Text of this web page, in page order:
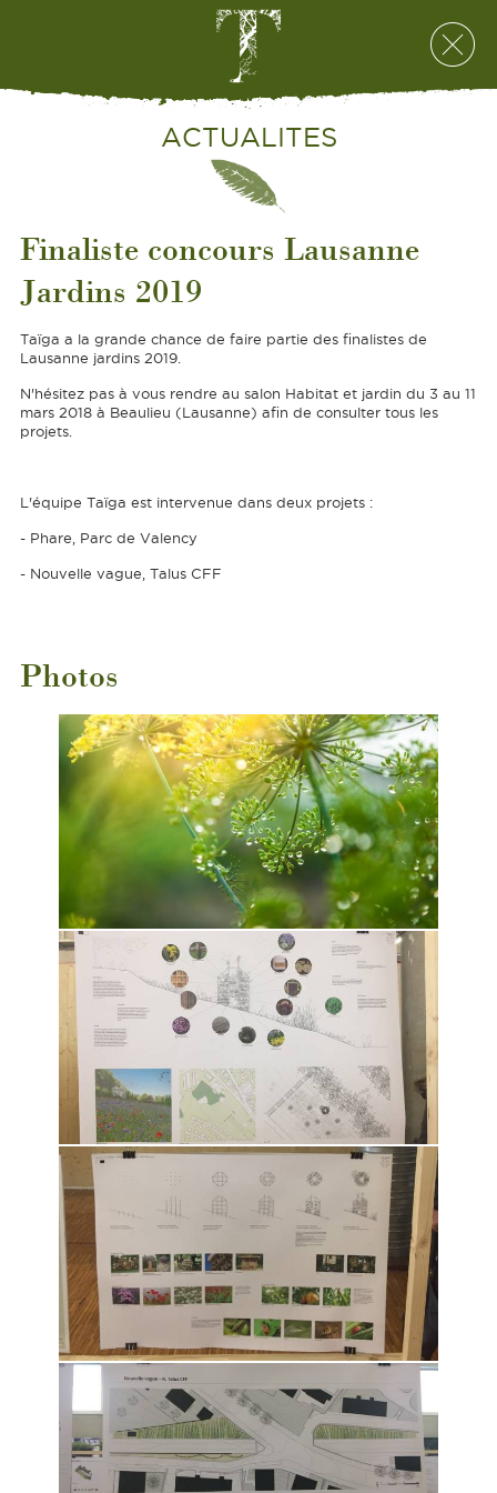
ACTUALITES
Finaliste concours Lausanne
Jardins 2019
Taïga a la grande chance de faire partie des finalistes de
Lausanne jardins 2019.
N'hésitez pas à vous rendre au salon Habitat et jardin du 3 au 11
mars 2018 à Beaulieu (Lausanne) afin de consulter tous les
projets.
L'équipe Taïga est intervenue dans deux projets :
- Phare, Parc de Valency
- Nouvelle vague, Talus CFF
Photos